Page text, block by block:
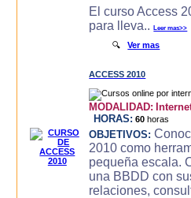
El curso Access
para lleva..Leer mas>>
🔍Ver mas
ACCESS 2010
MODALIDAD:
HORAS: 60 horas
OBJETIVOS:
2010 como
pequeña escala.
una BBDD con
relaciones,